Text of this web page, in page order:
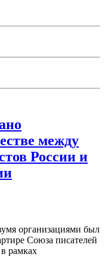
между
России и
организациями был
Союза писателей
рамках